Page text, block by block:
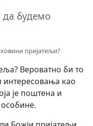
будемо
пријатељи?
Вероватно би то
интересовања као
је поштена и